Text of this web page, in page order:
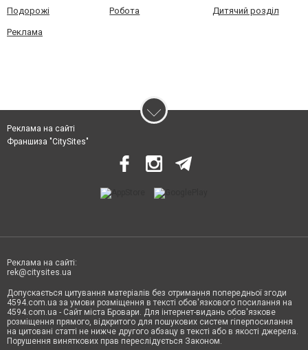
Подорожі Робота Дитячий розділ
Реклама
Реклама на сайті
Франшиза "CitySites"
Реклама на сайті:
rek@citysites.ua
Допускається цитування матеріалів без отримання попередньої згоди
4594.com.ua за умови розміщення в тексті обов'язкового посилання на
4594.com.ua - Сайт міста Бровари. Для інтернет-видань обов'язкове
розміщення прямого, відкритого для пошукових систем гіперпосилання
на цитовані статті не нижче другого абзацу в тексті або в якості джерела.
Порушення виняткових прав переслідується Законом.